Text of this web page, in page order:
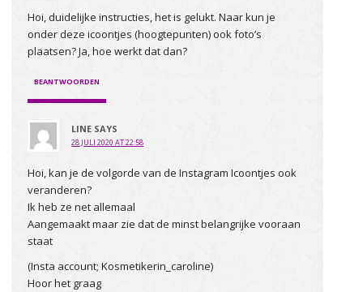
Hoi, duidelijke instructies, het is gelukt. Naar kun je
onder deze icoontjes (hoogtepunten) ook foto’s
plaatsen? Ja, hoe werkt dat dan?
BEANTWOORDEN
LINE SAYS
28 JULI 2020 AT 22:58
Hoi, kan je de volgorde van de Instagram Icoontjes ook
veranderen?
Ik heb ze net allemaal
Aangemaakt maar zie dat de minst belangrijke vooraan
staat
(Insta account; Kosmetikerin_caroline)
Hoor het graag